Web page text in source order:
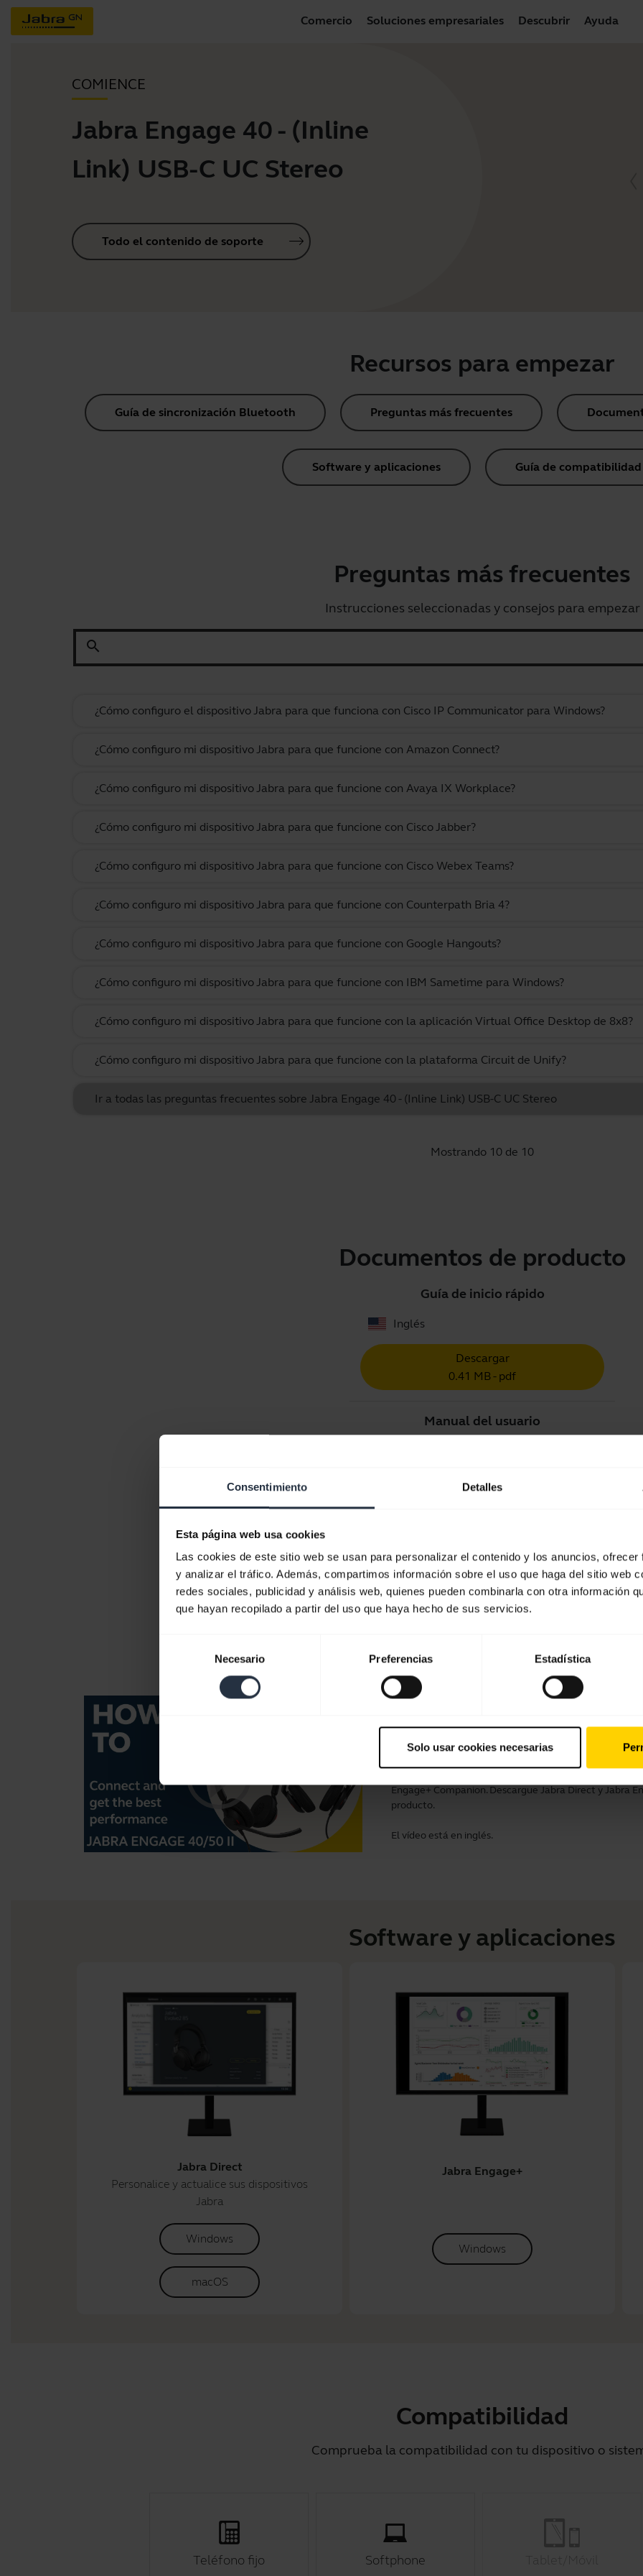
Consentimiento Detalles
Esta página web usa cookies
Las cookies de este sitio web se usan para personalizar el contenido y los anuncios,
y analizar el tráfico. Además, compartimos información sobre el uso que haga del sitio web
redes sociales, publicidad y análisis web, quienes pueden combinarla con otra información
que hayan recopilado a partir del uso que haya hecho de sus servicios.
consentimiento
Necesario Preferencias Estadística
Solo usar cookies necesarias
Comercio Soluciones empresariales Descubrir Ayuda
COMIENCE
Jabra Engage 40 - (Inline
Link) USB-C UC Stereo
Todo el contenido de soporte
Recursos para empezar
Guía de sincronización Bluetooth Preguntas más frecuentes
Software y aplicaciones Guía de compatibilidad
Preguntas más frecuentes
Instrucciones seleccionadas y consejos para empezar
search
¿Cómo configuro el dispositivo Jabra para que funciona con Cisco IP Communicator para Windows?
¿Cómo configuro mi dispositivo Jabra para que funcione con Amazon Connect?
¿Cómo configuro mi dispositivo Jabra para que funcione con Avaya IX Workplace?
¿Cómo configuro mi dispositivo Jabra para que funcione con Cisco Jabber?
¿Cómo configuro mi dispositivo Jabra para que funcione con Cisco Webex Teams?
¿Cómo configuro mi dispositivo Jabra para que funcione con Counterpath Bria 4?
¿Cómo configuro mi dispositivo Jabra para que funcione con Google Hangouts?
¿Cómo configuro mi dispositivo Jabra para que funcione con IBM Sametime para Windows?
¿Cómo configuro mi dispositivo Jabra para que funcione con la aplicación Virtual Office Desktop de 8x8?
¿Cómo configuro mi dispositivo Jabra para que funcione con la plataforma Circuit de Unify?
Ir a todas las preguntas frecuentes sobre Jabra Engage 40 - (Inline Link) USB-C UC Stereo
Mostrando 10 de 10
Documentos de producto
Guía de inicio rápido
Inglés
Descargar
0.41 MB - pdf
Manual del usuario
Descargar
Ver todos los documentos del producto
Cómo conectar su Jabra
rendimiento
Obtenga más información sobre cómo conectar su
el mejor rendimiento. Vea cuáles son las ventajas de
Engage+ Companion. Descargue Jabra Direct y Jabra
producto.
El vídeo está en inglés.
Software y aplicaciones
Jabra Direct
Personalice y actualice sus dispositivos
Jabra
Windows
macOS
Jabra Engage+
Windows
Compatibilidad
Comprueba la compatibilidad con tu dispositivo o
Teléfono fijo Softphone